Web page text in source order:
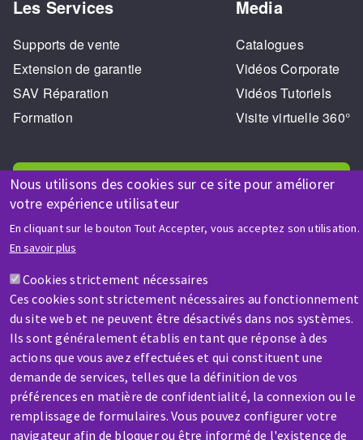
Nous utilisons des cookies sur ce site pour améliorer
votre expérience utilisateur
En cliquant sur le bouton Tout Accepter, vous acceptez son utilisation.
En savoir plus
Cookies strictement nécessaires
Ces cookies sont strictement nécessaires au fonctionnement
du site web et ne peuvent être désactivés dans nos systèmes.
Ils sont généralement établis en tant que réponse à des
actions que vous avez effectuées et qui constituent une
demande de services, telles que la définition de vos
préférences en matière de confidentialité, la connexion ou le
remplissage de formulaires. Vous pouvez configurer votre
navigateur afin de bloquer ou être informé de l'existence de
Les Services
Supports de vente
Extension de garantie
SAV Réparation
Formation
Media
Catalogues
Vidéos Corporate
Vidéos Tutoriels
Visite virtuelle 360°
Contactez-nous